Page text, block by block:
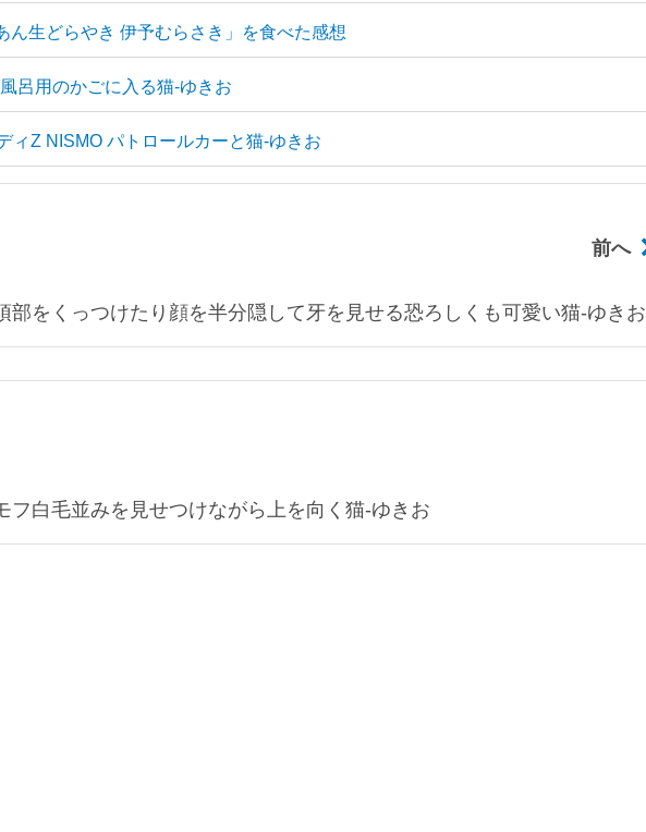
ん生どらやき 伊予むらさき」を食べた感想
呂用のかごに入る猫-ゆきお
ィZ NISMO パトロールカーと猫-ゆきお
前へ
部をくっつけたり顔を半分隠して牙を見せる恐ろしくも可愛い猫-ゆきお
フ白毛並みを見せつけながら上を向く猫-ゆきお